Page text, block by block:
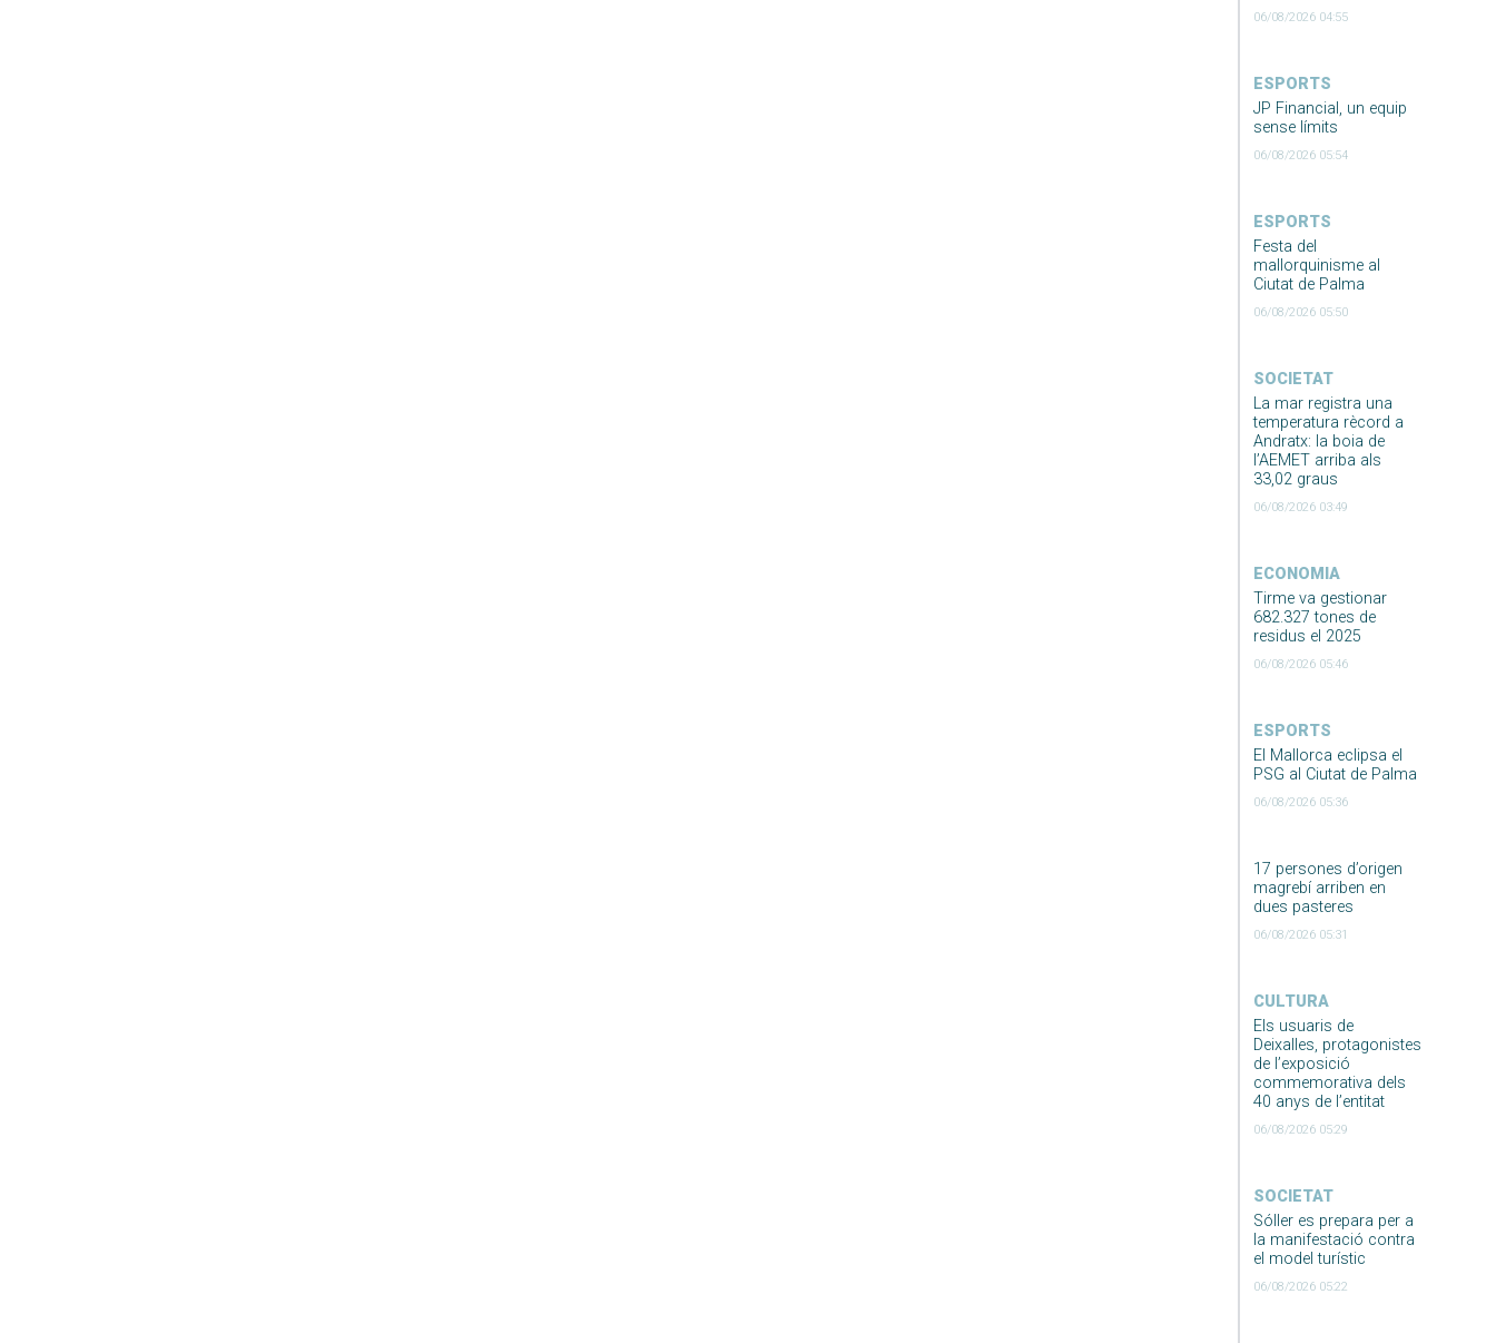
06/08/2026 04:55
ESPORTS
JP Financial, un equip
sense límits
06/08/2026 05:54
ESPORTS
Festa del
mallorquinisme al
Ciutat de Palma
06/08/2026 05:50
SOCIETAT
La mar registra una
temperatura rècord a
Andratx: la boia de
l’AEMET arriba als
33,02 graus
06/08/2026 03:49
ECONOMIA
Tirme va gestionar
682.327 tones de
residus el 2025
06/08/2026 05:46
ESPORTS
El Mallorca eclipsa el
PSG al Ciutat de Palma
06/08/2026 05:36
17 persones d’origen
magrebí arriben en
dues pasteres
06/08/2026 05:31
CULTURA
Els usuaris de
Deixalles, protagonistes
de l’exposició
commemorativa dels
40 anys de l’entitat
06/08/2026 05:29
SOCIETAT
Sóller es prepara per a
la manifestació contra
el model turístic
06/08/2026 05:22